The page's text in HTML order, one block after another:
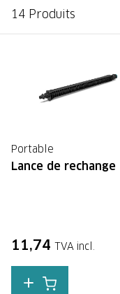
14 Produits
Portable
Lance de rechange
11,74 TVA incl.